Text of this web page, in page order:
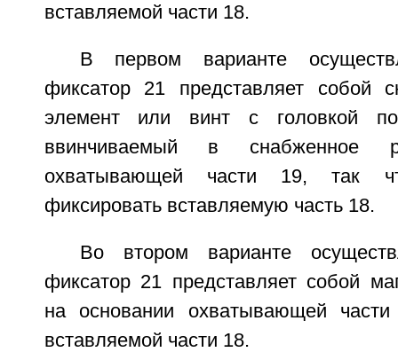
вставляемой части 18.
В первом варианте
фиксатор 21 представляет собой
элемент или винт с головкой
ввинчиваемый в снабженное
охватывающей части 19, так
фиксировать вставляемую часть 18.
Во втором варианте
фиксатор 21 представляет собой
на основании охватывающей
вставляемой части 18.